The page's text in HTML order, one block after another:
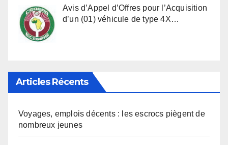
Avis d’Appel d’Offres pour l’Acquisition
d’un (01) véhicule de type 4X…
Articles Récents
Voyages, emplois décents : les escrocs piègent de
nombreux jeunes